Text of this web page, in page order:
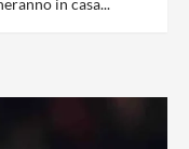
in casa...